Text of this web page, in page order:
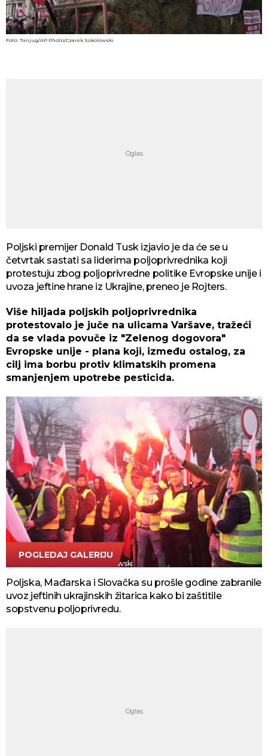
Foto: Tanjug/AP Photo/Czarek Sokolowski
Poljski premijer Donald Tusk izjavio je da će se u
četvrtak sastati sa liderima poljoprivrednika koji
protestuju zbog poljoprivredne politike Evropske unije i
uvoza jeftine hrane iz Ukrajine, preneo je Rojters.
Više hiljada poljskih poljoprivrednika
protestovalo je juče na ulicama Varšave, tražeći
da se vlada povuče iz "Zelenog dogovora"
Evropske unije - plana koji, između ostalog, za
cilj ima borbu protiv klimatskih promena
smanjenjem upotrebe pesticida.
Tanjug/AP Photo/Czarek Sokolowski
POGLEDAJ GALERIJU
Poljska, Mađarska i Slovačka su prošle godine zabranile
uvoz jeftinih ukrajinskih žitarica kako bi zaštitile
sopstvenu poljoprivredu.